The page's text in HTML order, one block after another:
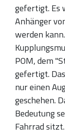
gefertigt. Es
Anhänger
werden
POM, dem
gefertigt.
nur einen
geschehen.
Bedeutung
Fahrrad sitzt.